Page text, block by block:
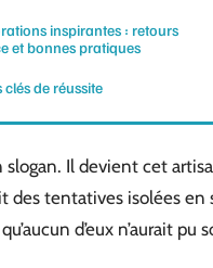
inspirantes : retours
et bonnes pratiques
clés de réussite
slogan. Il devient cet
des tentatives isolées en
d’eux n’aurait pu